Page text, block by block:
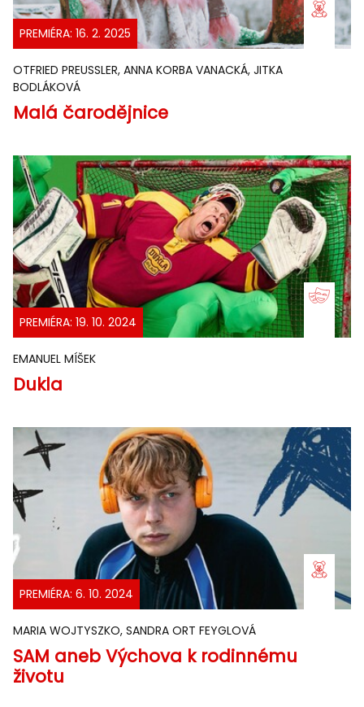
PREMIÉRA: 16. 2. 2025
OTFRIED PREUSSLER, ANNA KORBA VANACKÁ, JITKA
BODLÁKOVÁ
Malá čarodějnice
PREMIÉRA: 19. 10. 2024
EMANUEL MÍŠEK
Dukla
PREMIÉRA: 6. 10. 2024
MARIA WOJTYSZKO, SANDRA ORT FEYGLOVÁ
SAM aneb Výchova k rodinnému
životu